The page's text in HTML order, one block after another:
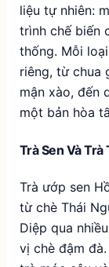
liệu tự nhiên:
trình chế biến
thống. Mỗi
riêng, từ chua
mận xào, đến
một bản hòa
Trà Sen Và
Trà ướp sen
từ chè Thái
Diệp qua
vị chè đậm